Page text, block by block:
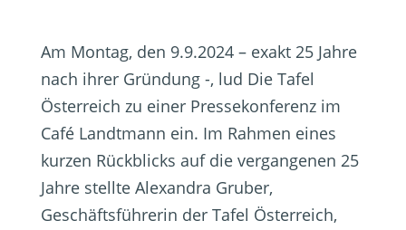
Am Montag, den 9.9.2024 – exakt 25 Jahre
nach ihrer Gründung -, lud Die Tafel
Österreich zu einer Pressekonferenz im
Café Landtmann ein. Im Rahmen eines
kurzen Rückblicks auf die vergangenen 25
Jahre stellte Alexandra Gruber,
Geschäftsführerin der Tafel Österreich,